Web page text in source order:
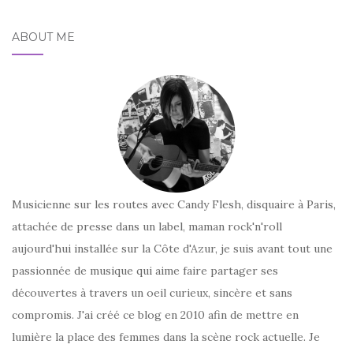
ABOUT ME
Musicienne sur les routes avec Candy Flesh, disquaire à Paris,
attachée de presse dans un label, maman rock'n'roll
aujourd'hui installée sur la Côte d'Azur, je suis avant tout une
passionnée de musique qui aime faire partager ses
découvertes à travers un oeil curieux, sincère et sans
compromis. J'ai créé ce blog en 2010 afin de mettre en
lumière la place des femmes dans la scène rock actuelle. Je